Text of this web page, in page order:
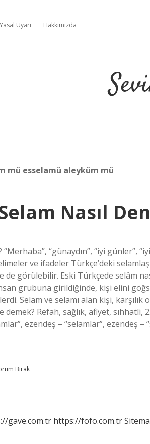
Yasal Uyarı Hakkımızda
mü esselamü aleyküm mü
Nasıl
“günaydın”, “iyi günler”,
ve ifadeler Türkçe’deki
görülebilir. Eski Türkçede selâm
grubuna girildiğinde, kişi elini
Selam ve selamı alan kişi, karşılık
Refah, sağlık, afiyet, sıhhatli,
ezendeş – “selamlar”, ezendeş –
Bırak
gave.com.tr https://fofo.com.tr